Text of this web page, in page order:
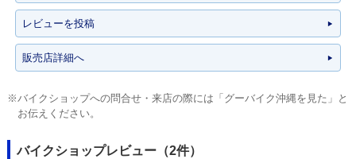
レビューを投稿
販売店詳細へ
※バイクショップへの問合せ・来店の際には「グーバイク沖縄を見た」と
お伝えください。
バイクショップレビュー（2件）